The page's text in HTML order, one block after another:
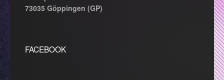
73035 Göppingen (GP)
FACEBOOK